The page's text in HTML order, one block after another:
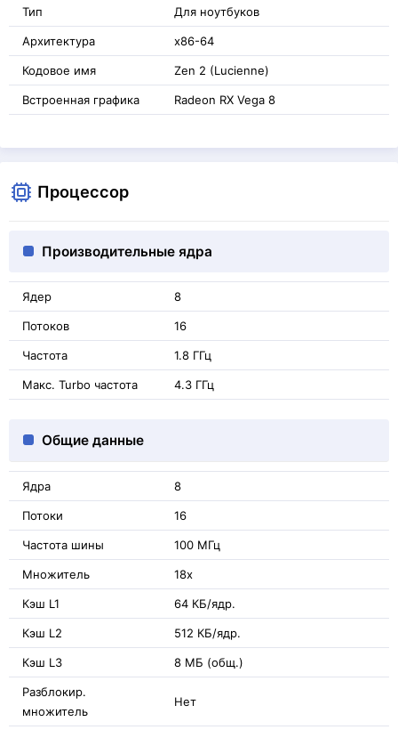
Тип Для ноутбуков
Архитектура x86-64
Кодовое имя Zen 2 (Lucienne)
Встроенная графика Radeon RX Vega 8
Процессор
Производительные ядра
Ядер 8
Потоков 16
Частота 1.8 ГГц
Макс. Turbo частота 4.3 ГГц
Общие данные
Ядра 8
Потоки 16
Частота шины 100 МГц
Множитель 18x
Кэш L1 64 КБ/ядр.
Кэш L2 512 КБ/ядр.
Кэш L3 8 МБ (общ.)
Разблокир.
множитель
Нет